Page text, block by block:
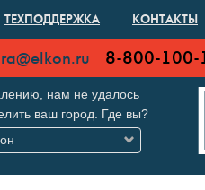
ТЕХПОДДЕРЖКА КОНТАКТЫ
8-800-100-
нам не удалось
ваш город. Где вы?